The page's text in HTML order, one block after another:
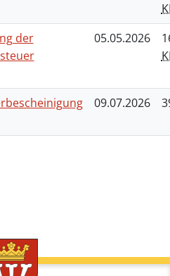
der
05.05.2026
09.07.2026